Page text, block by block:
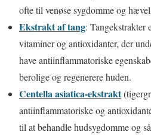
ofte til venøse sygdomme og
Ekstrakt af tang: Tangekstrakter
vitaminer og antioxidanter, der
have antiinflammatoriske
berolige og regenerere huden.
Centella asiatica-ekstrakt
antiinflammatoriske og
til at behandle hudsygdomme og